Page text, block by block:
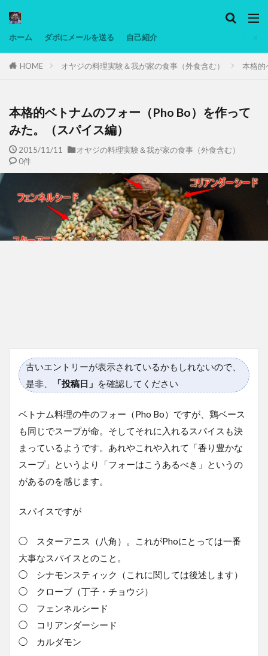
ホーム ダボにメールを送る 自己紹介
HOME オヤジの料理実験＆我が家の食事（外食含む） 本格的
本格的ベトナムのフォー（Pho Bo）を作って
みた。（スパイス編）
2015/11/11
オヤジの料理実験＆我が家の食事（外食含む）
0件
古いエントリーが表示されているかもしれないので、
是非、
「投稿日」 を確認してください
ベトナム料理の牛のフォー（Pho Bo）ですが、鶏ベース
も同じでスープが命。そしてそれに入れるスパイスも決
まっているようです。あれやこれや入れて「香り豊かな
スープ」というより「フォーはこうあるべき」というの
があるのを感じます。
スパイスですが
◯ スターアニス（八角）。これがPhoにとっては一番
大事なスパイスとのこと。
◯ シナモンスティック（これに関しては後述します）
◯ クローブ（丁子・チョウジ）
◯ フェンネルシード
◯ コリアンダーシード
◯ カルダモン
タグ
マレーシア動画
ヨーグルト
低温調理・スロークッカー
備忘録
動画 日本人村社会 脱水シート
検索